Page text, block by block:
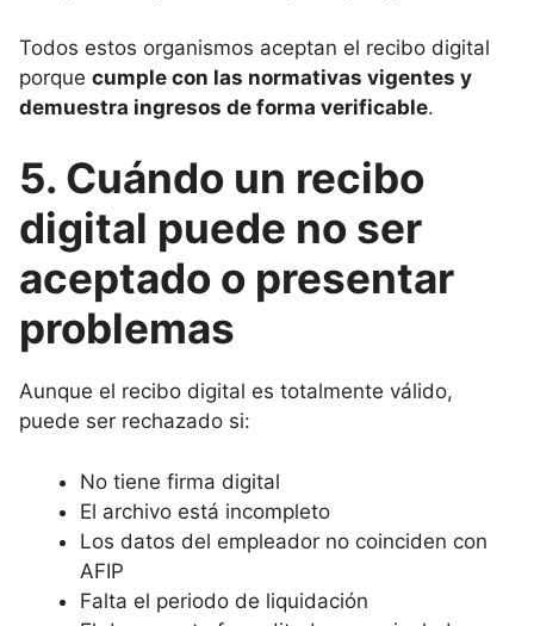
Todos estos organismos aceptan el recibo digital
porque cumple con las normativas vigentes y
demuestra ingresos de forma verificable.
5. Cuándo un recibo
digital puede no ser
aceptado o presentar
problemas
Aunque el recibo digital es totalmente válido,
puede ser rechazado si:
No tiene firma digital
El archivo está incompleto
Los datos del empleador no coinciden con
AFIP
Falta el periodo de liquidación